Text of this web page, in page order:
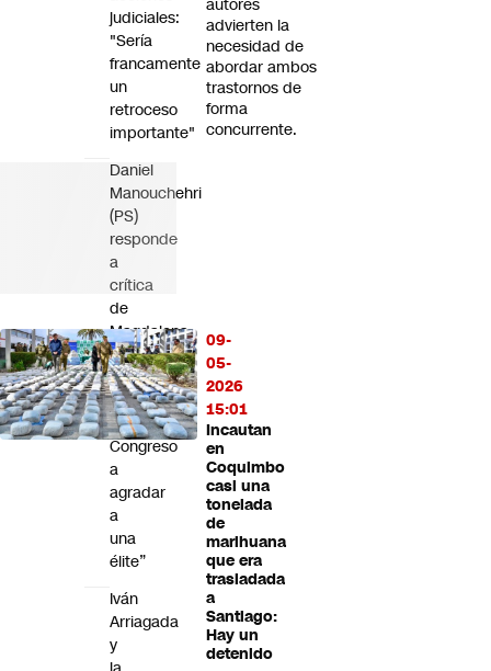
autores
advierten la
necesidad de
abordar ambos
trastornos de
forma
concurrente.
09-
05-
2026
15:01
Incautan
en
Coquimbo
casi una
tonelada
de
marihuana
que era
trasladada
a
Santiago:
Hay un
detenido
judiciales:
"Sería
francamente
un
retroceso
importante"
Daniel
Manouchehri
(PS)
responde
a
crítica
de
Magdalena
Piñera:
“No
llegamos
al
Congreso
a
agradar
a
una
élite”
Iván
Arriagada
y